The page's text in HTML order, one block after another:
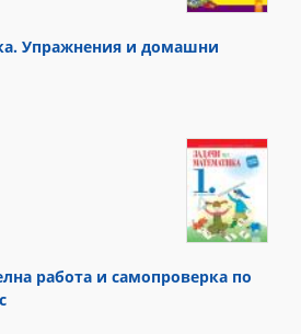
Упражнения и домашни
работа и самопроверка по